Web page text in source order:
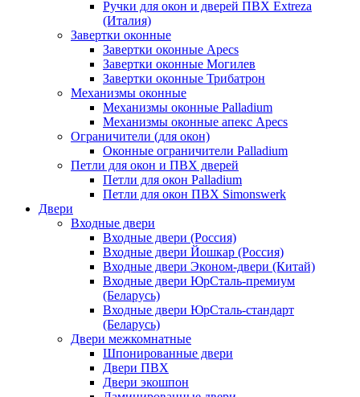
Ручки для окон и дверей ПВХ Extreza
(Италия)
Завертки оконные
Завертки оконные Apecs
Завертки оконные Могилев
Завертки оконные Трибатрон
Механизмы оконные
Механизмы оконные Palladium
Механизмы оконные апекс Apecs
Ограничители (для окон)
Оконные ограничители Palladium
Петли для окон и ПВХ дверей
Петли для окон Palladium
Петли для окон ПВХ Simonswerk
Двери
Входные двери
Входные двери (Россия)
Входные двери Йошкар (Россия)
Входные двери Эконом-двери (Китай)
Входные двери ЮрСталь-премиум
(Беларусь)
Входные двери ЮрСталь-стандарт
(Беларусь)
Двери межкомнатные
Шпонированные двери
Двери ПВХ
Двери экошпон